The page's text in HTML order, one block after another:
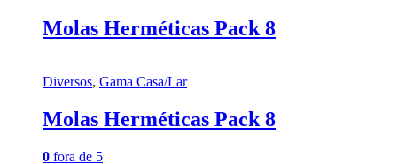
Molas Herméticas Pack 8
Diversos, Gama Casa/Lar
Molas Herméticas Pack 8
0 fora de 5